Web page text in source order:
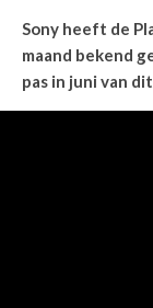
Sony heeft de
maand bekend
pas in juni van